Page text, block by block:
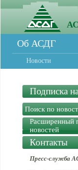
Об АСДГ
Новости
Подписка
Расширенный
новостей
Контакты
Пресс-служба